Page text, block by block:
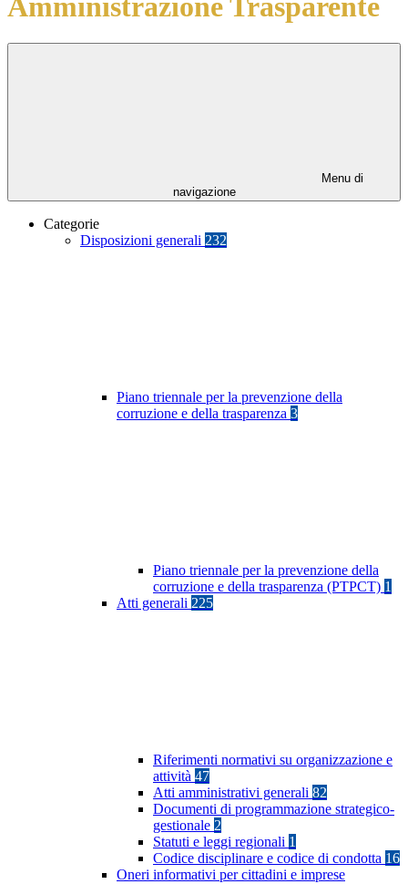
Menu di
navigazione
Categorie
Disposizioni generali 232
Piano triennale per la prevenzione della
corruzione e della trasparenza 3
Piano triennale per la prevenzione della
corruzione e della trasparenza (PTPCT) 1
Atti generali 225
Riferimenti normativi su organizzazione e
attività 47
Atti amministrativi generali 82
Documenti di programmazione strategico-
gestionale 2
Statuti e leggi regionali 1
Codice disciplinare e codice di condotta 16
Oneri informativi per cittadini e imprese